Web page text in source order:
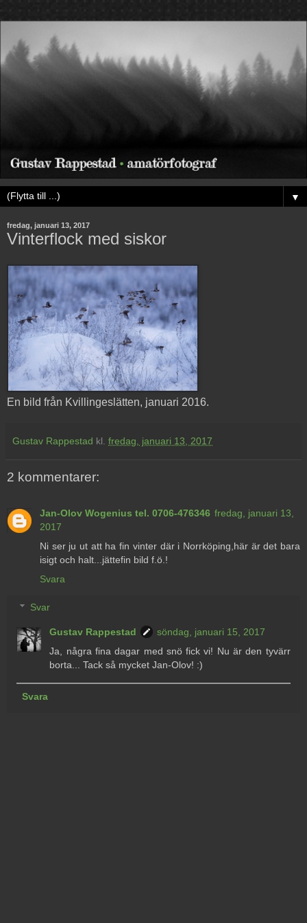
▼
fredag, januari 13, 2017
Vinterflock med siskor
En bild från Kvillingeslätten, januari 2016.
Gustav Rappestad kl. fredag, januari 13, 2017
2 kommentarer:
Jan-Olov Wogenius tel. 0706-476346 fredag, januari 13,
2017
Ni ser ju ut att ha fin vinter där i Norrköping,här är det bara
isigt och halt...jättefin bild f.ö.!
Svara
Svar
Gustav Rappestad
söndag, januari 15, 2017
Ja, några fina dagar med snö fick vi! Nu är den tyvärr
borta... Tack så mycket Jan-Olov! :)
Svara